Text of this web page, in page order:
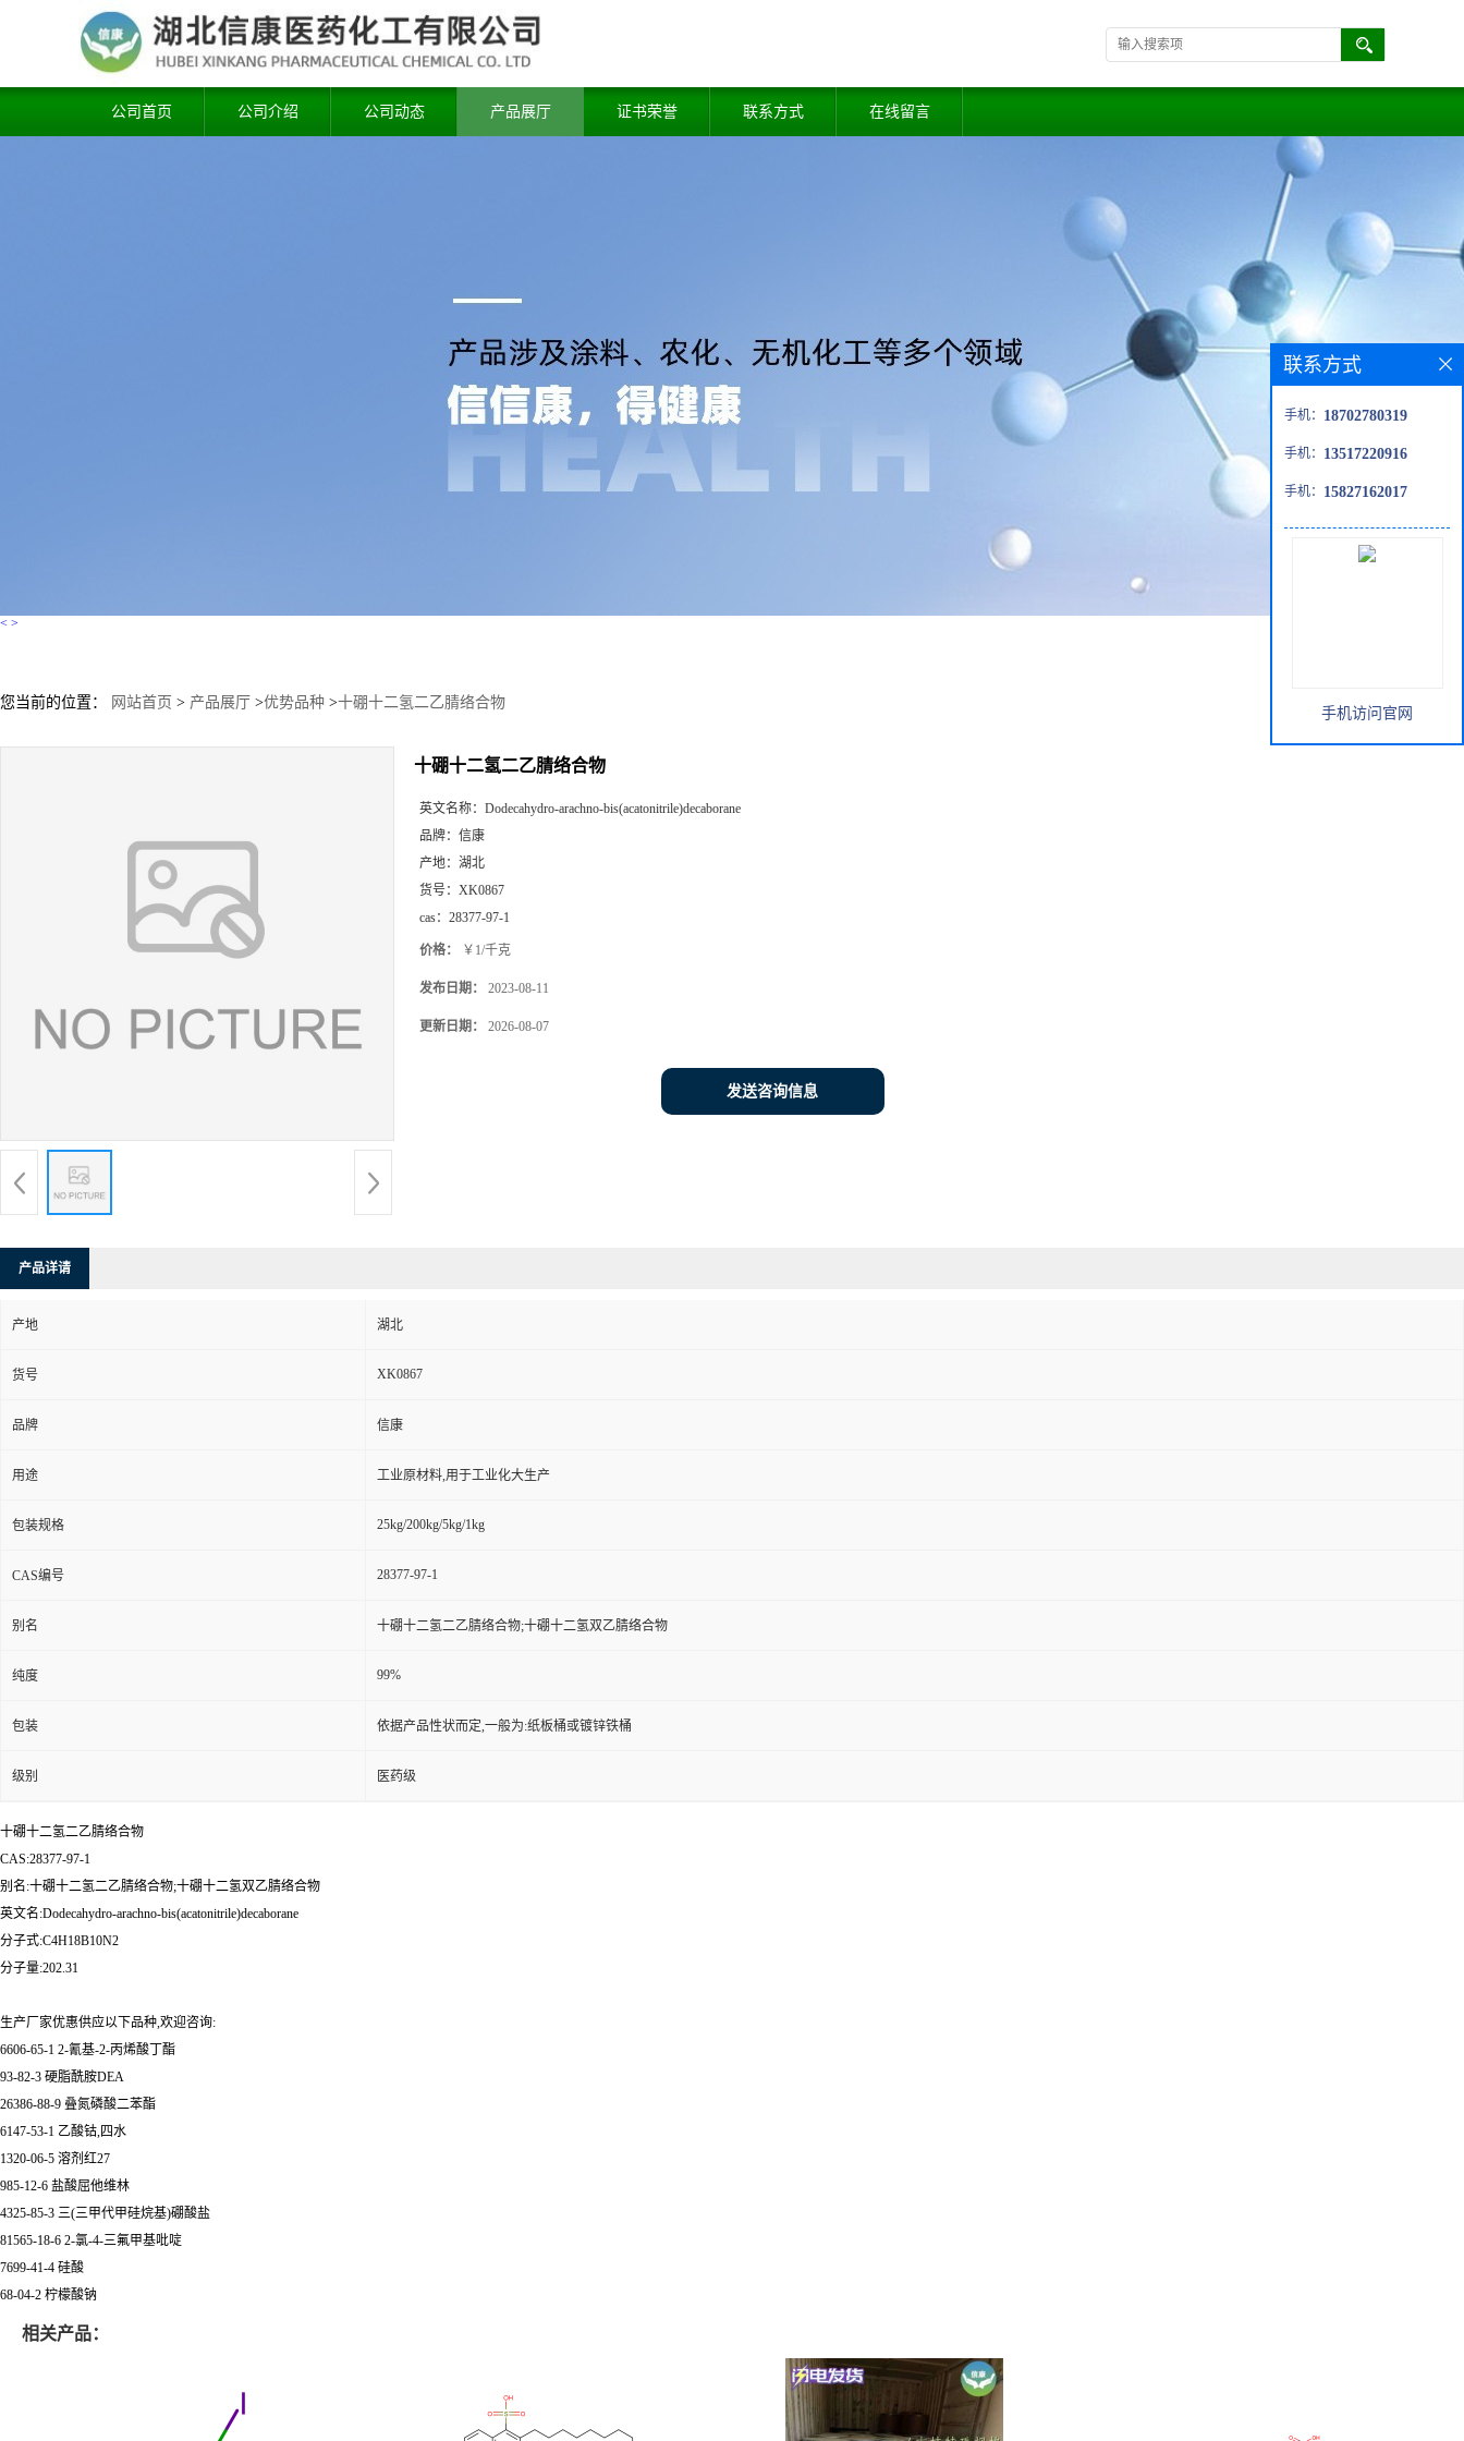
公司首页 公司介绍 公司动态 产品展厅 证书荣誉 联系方式 在线留言
< >
您当前的位置： 网站首页 > 产品展厅 >优势品种 >十硼十二氢二乙腈络合物
十硼十二氢二乙腈络合物
英文名称： Dodecahydro-arachno-bis(acatonitrile)decaborane
品牌： 信康
产地： 湖北
货号： XK0867
cas： 28377-97-1
价格： ￥1/千克
发布日期： 2023-08-11
更新日期： 2026-08-07
发送咨询信息
产品详请
产地 湖北
货号 XK0867
品牌 信康
用途 工业原材料,用于工业化大生产
包装规格 25kg/200kg/5kg/1kg
CAS编号 28377-97-1
别名 十硼十二氢二乙腈络合物;十硼十二氢双乙腈络合物
纯度 99%
包装 依据产品性状而定,一般为:纸板桶或镀锌铁桶
级别 医药级
十硼十二氢二乙腈络合物
CAS:28377-97-1
别名:十硼十二氢二乙腈络合物;十硼十二氢双乙腈络合物
英文名:Dodecahydro-arachno-bis(acatonitrile)decaborane
分子式:C4H18B10N2
分子量:202.31
生产厂家优惠供应以下品种,欢迎咨询:
6606-65-1 2-氰基-2-丙烯酸丁酯
93-82-3 硬脂酰胺DEA
26386-88-9 叠氮磷酸二苯酯
6147-53-1 乙酸钴,四水
1320-06-5 溶剂红27
985-12-6 盐酸屈他维林
4325-85-3 三(三甲代甲硅烷基)硼酸盐
81565-18-6 2-氯-4-三氟甲基吡啶
7699-41-4 硅酸
68-04-2 柠檬酸钠
相关产品：
联系方式
手机： 18702780319
手机： 13517220916
手机： 15827162017
手机访问官网